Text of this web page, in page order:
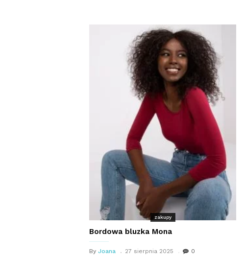
zakupy
Bordowa bluzka Mona
By Joana 27 sierpnia 2025 0